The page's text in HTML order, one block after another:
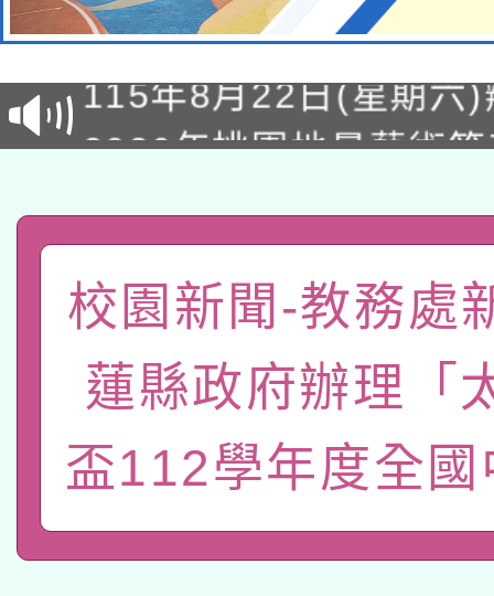
轉知經濟部水利署委託
業技術研究院辦理「
用水績優單位及節水達
動」
115年8月22日(星期六
桃園市孔廟祈福系列
2026年桃園地景藝術
關事宜
轉知教育部國民及學前
國立臺灣師範大學辦理
年度健康促進學校輔導
函轉國家教育研究院中
原住民族教育政策研討
族教育國際趨勢與發展
轉知教育部國民及學前
新北市政府教育局辦理
師專業成長研習實施計
方素養工作坊新北場」
函轉國立臺灣師範大學
族語言臺北學習中心
「族語學習班」招生簡
轉知有關國立成功大學
文教學共融平台-教案
轉知經濟部水利署委託
校園新聞-教務處
蓮縣政府辦理「
盃112學年度全